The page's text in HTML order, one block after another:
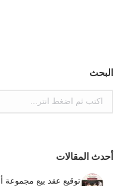
البحث
بحث:
أحدث المقالات
توقيع عقد بيع